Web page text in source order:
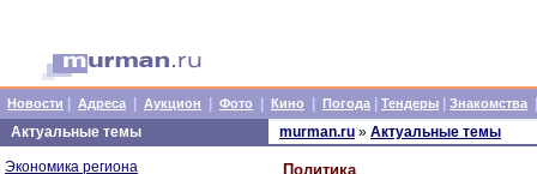
Новости Адреса Аукцион Фото Кино Погода Тендеры Знакомства
Актуальные темы
Экономика региона
murman.ru » Актуальные темы
Политика